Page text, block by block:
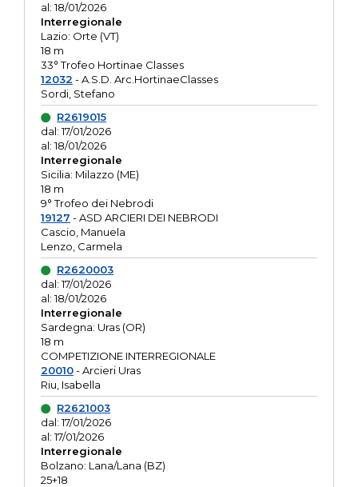
al: 18/01/2026
Interregionale
Lazio: Orte (VT)
18 m
33° Trofeo Hortinae Classes
12032 - A.S.D. Arc.HortinaeClasses
Sordi, Stefano
R2619015
dal: 17/01/2026
al: 18/01/2026
Interregionale
Sicilia: Milazzo (ME)
18 m
9° Trofeo dei Nebrodi
19127 - ASD ARCIERI DEI NEBRODI
Cascio, Manuela
Lenzo, Carmela
R2620003
dal: 17/01/2026
al: 18/01/2026
Interregionale
Sardegna: Uras (OR)
18 m
COMPETIZIONE INTERREGIONALE
20010- Arcieri Uras
Riu, Isabella
R2621003
dal: 17/01/2026
al: 17/01/2026
Interregionale
Bolzano: Lana/Lana (BZ)
25+18